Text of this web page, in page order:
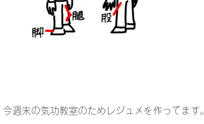
今週末の気功教室のためレジュメを作ってます。